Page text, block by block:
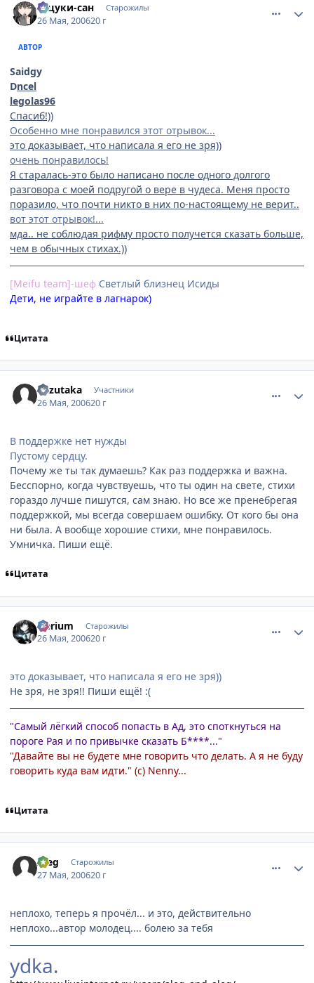
Тацуки-сан Старожилы
26 Мая, 200620 г
АВТОР
Saidgy
Dncel
legolas96
Спасиб!))
Особенно мне понравился этот отрывок...
это доказывает, что написала я его не зря))
очень понравилось!
Я старалась-это было написано после одного долгого
разговора с моей подругой о вере в чудеса. Меня просто
поразило, что почти никто в них по-настоящему не верит..
вот этот отрывок!...
мда.. не соблюдая рифму просто получется сказать больше,
чем в обычных стихах.))
[Meifu team]-шеф Cветлый близнец Исиды
Дети, не играйте в лагнарок)
Цитата
Kazutaka Участники
26 Мая, 200620 г
В поддержке нет нужды
Пустому сердцу.
Почему же ты так думаешь? Как раз поддержка и важна.
Бесспорно, когда чувствуешь, что ты один на свете, стихи
гораздо лучше пишутся, сам знаю. Но все же пренебрегая
поддержкой, мы всегда совершаем ошибку. От кого бы она
ни была. А вообще хорошие стихи, мне понравилось.
Умничка. Пиши ещё.
Цитата
Nerium Старожилы
26 Мая, 200620 г
это доказывает, что написала я его не зря))
Не зря, не зря!! Пиши ещё! :(
"Самый лёгкий способ попасть в Ад, это споткнуться на
пороге Рая и по привычке сказать Б****..."
"Давайте вы не будете мне говорить что делать. А я не буду
говорить куда вам идти." (с) Nenny...
Цитата
Aleg Старожилы
27 Мая, 200620 г
неплохо, теперь я прочёл... и это, действительно
неплохо...автор молодец.... болею за тебя
ydka.